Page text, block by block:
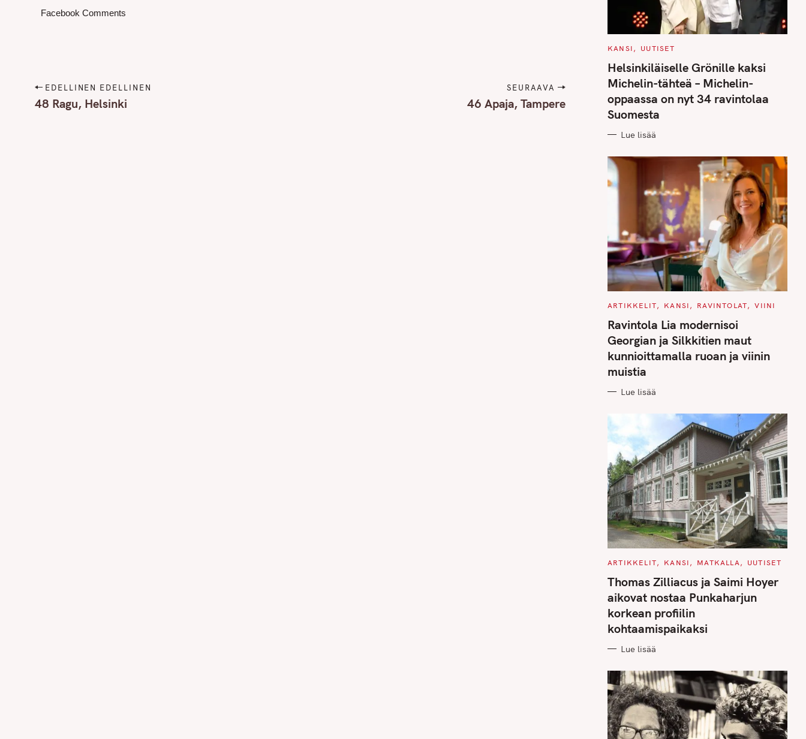
Facebook Comments
P
o
EDELLINEN EDELLINEN
48 Ragu, Helsinki
SEURAAVA
46 Apaja, Tampere
C
T
E
G
O
I
E
S
KANSI UUTISET
Helsinkiläiselle Grönille kaksi
Michelin-tähteä – Michelin-
oppaassa on nyt 34 ravintolaa
Suomesta
Lue lisää
C
T
E
G
O
R
I
S
ARTIKKELIT KANSI RAVINTOLAT VIINI
Ravintola Lia modernisoi
Georgian ja Silkkitien maut
kunnioittamalla ruoan ja viinin
muistia
Lue lisää
C
T
E
O
R
I
E
S
ARTIKKELIT KANSI MATKALLA UUTISET
Thomas Zilliacus ja Saimi Hoyer
aikovat nostaa Punkaharjun
korkean profiilin
kohtaamispaikaksi
Lue lisää
o